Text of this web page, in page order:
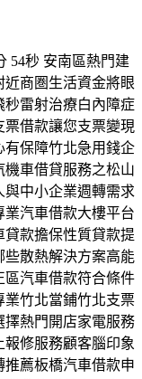
54秒 安南區熱門建
商圏生活資金將眼
秒雷射治療白內障症
借款讓您支票變現
有保障竹北急用錢企
車借貸服務之松山
中小企業週轉需求
汽車借款大樓平台
款擔保性質貸款提
散熱解決方案高能
區汽車借款符合條件
業竹北當鋪竹北支票
擇熱門開店家電服務
修服務顧客腦印象
薦板橋汽車借款申